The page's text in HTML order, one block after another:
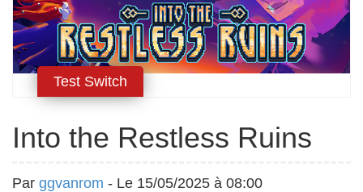
Test Switch
Into the Restless Ruins
Par ggvanrom - Le 15/05/2025 à 08:00